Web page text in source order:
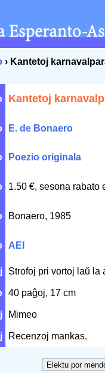
› Kantetoj
Kantetoj
E. de Bonaero
Poezio originala
1.50 €, sesona rabato
Bonaero, 1985
AEI
Strofoj pri vortoj laŭ la
40 paĝoj, 17 cm
Mimeo
Recenzoj mankas.